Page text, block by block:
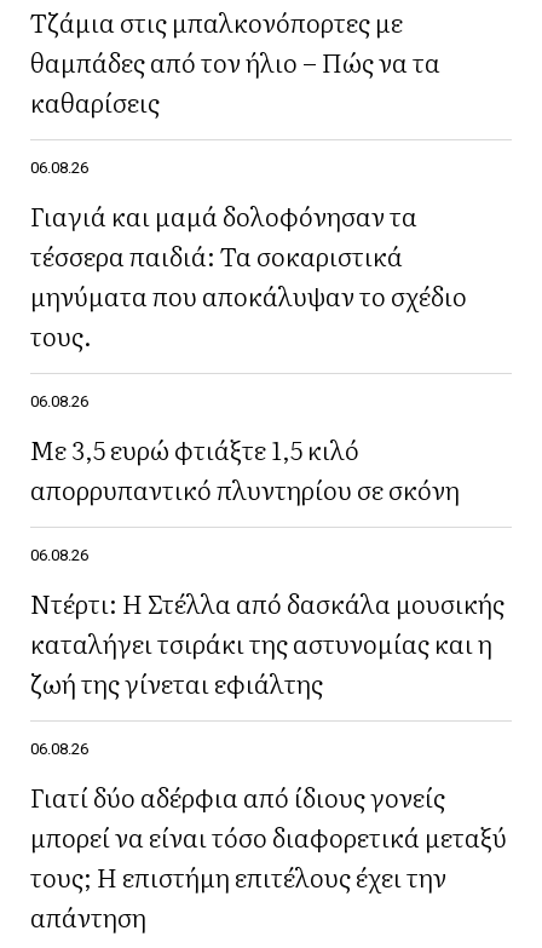
Τζάμια στις μπαλκονόπορτες με
θαμπάδες από τον ήλιο – Πώς να τα
καθαρίσεις
06.08.26
Γιαγιά και μαμά δολοφόνησαν τα
τέσσερα παιδιά: Τα σοκαριστικά
μηνύματα που αποκάλυψαν το σχέδιο
τους.
06.08.26
Με 3,5 ευρώ φτιάξτε 1,5 κιλό
απορρυπαντικό πλυντηρίου σε σκόνη
06.08.26
Ντέρτι: Η Στέλλα από δασκάλα μουσικής
καταλήγει τσιράκι της αστυνομίας και η
ζωή της γίνεται εφιάλτης
06.08.26
Γιατί δύο αδέρφια από ίδιους γονείς
μπορεί να είναι τόσο διαφορετικά μεταξύ
τους; Η επιστήμη επιτέλους έχει την
απάντηση